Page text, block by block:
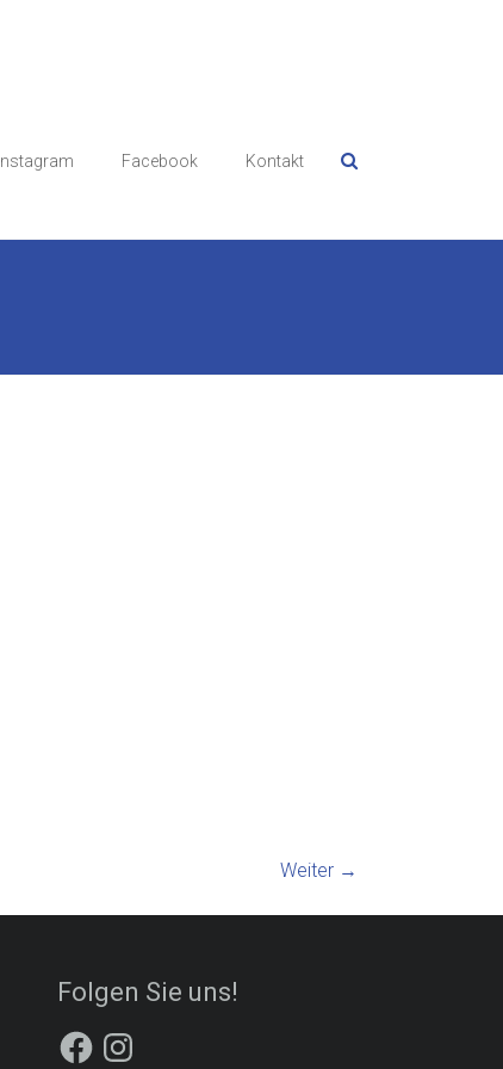
Instagram Facebook Kontakt
Weiter →
Folgen Sie uns!
FacebookInstagram